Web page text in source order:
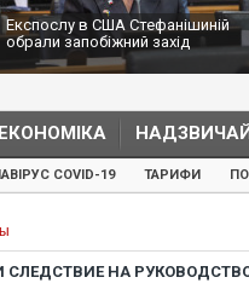
Експослу в США Стефанішиній
обрали запобіжний захід
ЕКОНОМІКА
COVID-19 ТАРИФИ
СЛЕДСТВИЕ НА